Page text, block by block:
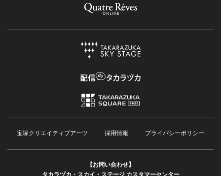
宝塚クリエイティブアーツ 採用情報 プライバシーポリシー
【お問い合わせ】
タカラヅカ・スカイ・ステージ カスタマーセンター